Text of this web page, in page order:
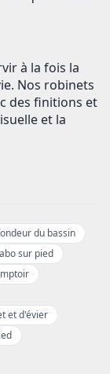
à la fois la
Nos robinets
des finitions et
et la
du bassin
sur pied
et d'évier